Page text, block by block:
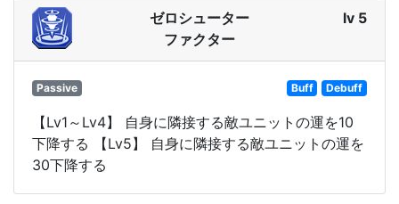
ゼロシューター
ファクター
lv 5
Passive Buff Debuff
【Lv1～Lv4】 自身に隣接する敵ユニットの運を10
下降する 【Lv5】 自身に隣接する敵ユニットの運を
30下降する